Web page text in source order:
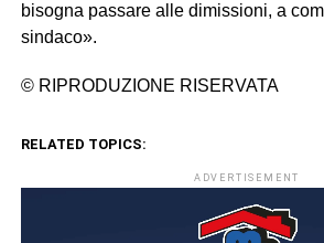
bisogna passare alle dimissioni, a
sindaco».
© RIPRODUZIONE RISERVATA
RELATED TOPICS:
ADVERTISEMENT